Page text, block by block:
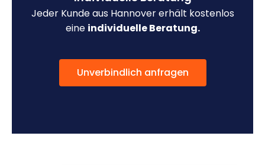
Jeder Kunde aus Hannover erhält kostenlos
eine individuelle Beratung.
Unverbindlich anfragen